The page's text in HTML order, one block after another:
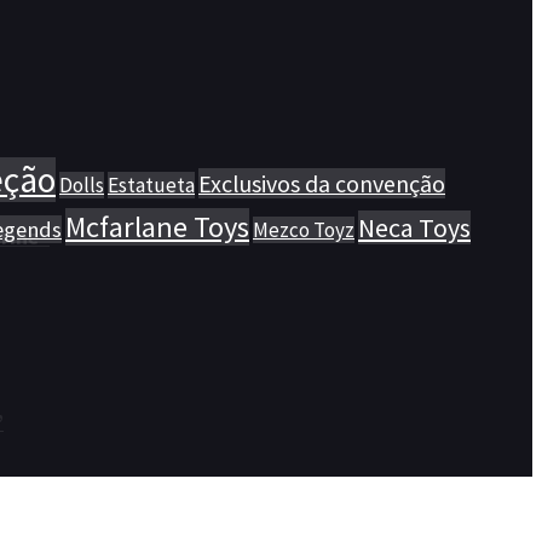
Dolls Estatueta Exclusivos da convenção
Mcfarlane Toys Mezco Toyz Neca Toys